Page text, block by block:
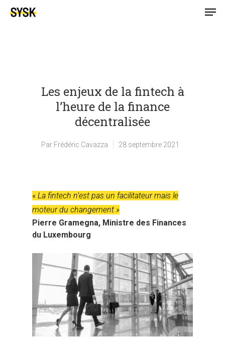
Les enjeux de la fintech à
l’heure de la finance
décentralisée
Par Frédéric Cavazza 28 septembre 2021
« La fintech n’est pas un facilitateur mais le
moteur du changement »
Pierre Gramegna, Ministre des Finances
du Luxembourg